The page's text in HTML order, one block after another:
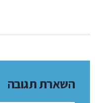
השארת תגובה